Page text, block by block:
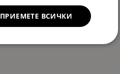
ПРИЕМЕТЕ ВСИЧКИ